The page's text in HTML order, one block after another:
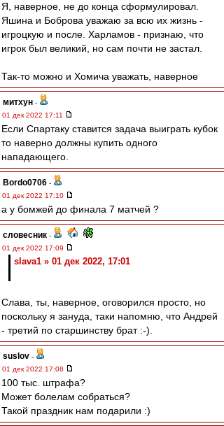
Я, наверное, не до конца сформулировал.
Яшина и Боброва уважаю за всю их жизнь -
игроцкую и после. Харламов - признаю, что
игрок был великий, но сам почти не застал.
Так-то можно и Хомича уважать, наверное
митхун -
01 дек 2022 17:11
Если Спартаку ставится задача выиграть кубок
то наверно должны купить одного
нападающего.
Bordo0706 -
01 дек 2022 17:10
а у бомжей до финала 7 матчей ?
словесник -
01 дек 2022 17:09
slava1 » 01 дек 2022, 17:01
Слава, ты, наверное, оговорился просто, но
поскольку я зануда, таки напомню, что Андрей
- третий по старшинству брат :-).
suslov -
01 дек 2022 17:08
100 тыс. штрафа?
Может болелам собраться?
Такой праздник нам подарили :)